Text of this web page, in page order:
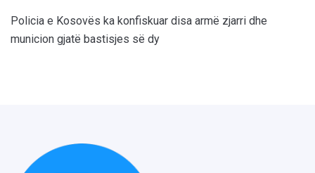
Policia e Kosovës ka konfiskuar disa armë zjarri dhe
municion gjatë bastisjes së dy